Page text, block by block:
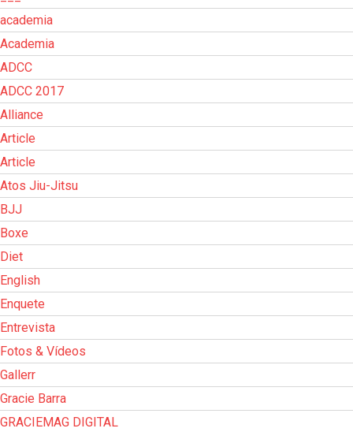
academia
Academia
ADCC
ADCC 2017
Alliance
Article
Article
Atos Jiu-Jitsu
BJJ
Boxe
Diet
English
Enquete
Entrevista
Fotos & Vídeos
Gallerr
Gracie Barra
GRACIEMAG DIGITAL